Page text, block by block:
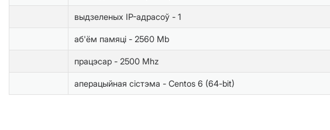
выдзеленых IP-адрасоў - 1
аб'ём памяці - 2560 Mb
працэсар - 2500 Mhz
аперацыйная сістэма - Centos 6 (64-bit)